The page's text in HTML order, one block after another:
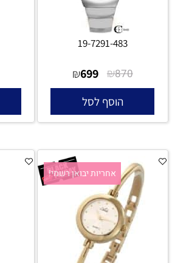
19-7291-483
₪870
₪699
הוסף לסל
אחריות יבואן רשמי!